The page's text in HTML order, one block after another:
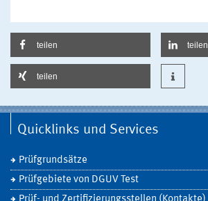
teilen teilen
teilen
Quicklinks und Services
Prüfgrundsätze
Prüfgebiete von DGUV Test